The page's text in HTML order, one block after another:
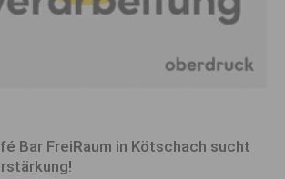
Bar FreiRaum in Kötschach sucht